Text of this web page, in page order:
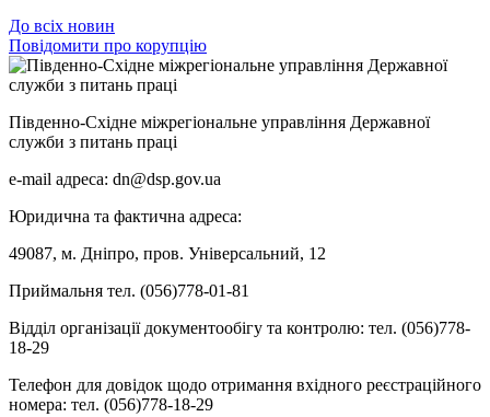
До всіх новин
Повідомити про корупцію
Південно-Східне міжрегіональне управління Державної
служби з питань праці
e-mail адреса: dn@dsp.gov.ua
Юридична та фактична адреса:
49087, м. Дніпро, пров. Універсальний, 12
Приймальня тел. (056)778-01-81
Відділ організації документообігу та контролю: тел. (056)778-
18-29
Телефон для довідок щодо отримання вхідного реєстраційного
номера: тел. (056)778-18-29